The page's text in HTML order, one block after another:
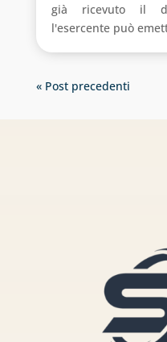
già ricevuto il
l'esercente può
« Post precedenti